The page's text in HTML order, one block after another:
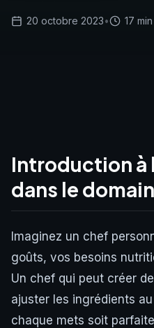
20 octobre 2023• 17
Introduction à
dans le
Imaginez un chef
goûts, vos besoins
Un chef qui peut créer
ajuster les ingrédients
chaque mets soit